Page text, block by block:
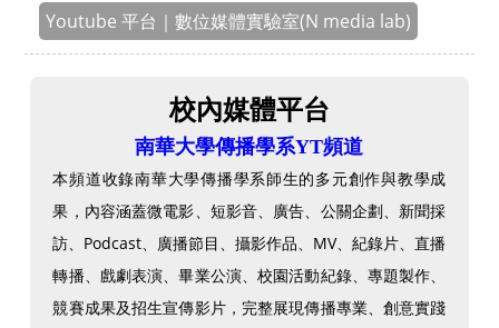
Youtube 平台｜數位媒體實驗室(N media lab)
校內媒體平台
南華大學傳播學系YT頻道
本頻道收錄南華大學傳播學系師生的多元創作與教學成
果，內容涵蓋微電影、短影音、廣告、公關企劃、新聞採
訪、Podcast、廣播節目、攝影作品、MV、紀錄片、直播
轉播、戲劇表演、畢業公演、校園活動紀錄、專題製作、
競賽成果及招生宣傳影片，完整展現傳播專業、創意實踐